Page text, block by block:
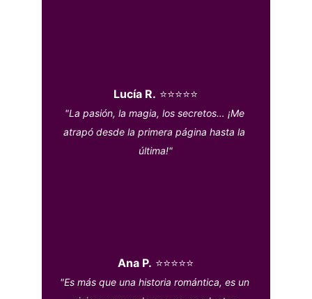
Lucía R. ⭐⭐⭐⭐⭐
"La pasión, la magia, los secretos… ¡Me
atrapó desde la primera página hasta la
última!"
Ana P. ⭐⭐⭐⭐⭐
"Es más que una historia romántica, es un